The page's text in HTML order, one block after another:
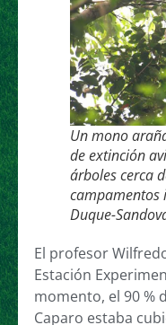
Un mono
de extinción
árboles cerca
campamentos
Duque-
El profesor
Estación
momento, el 90 %
Caparo estaba